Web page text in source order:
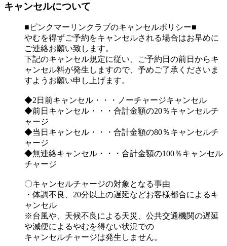
キャンセルについて
■ピンクマーリンクラブのキャンセルポリシー■
やむを得ずご予約をキャンセルされる場合はお早めに
ご連絡お願い致します。
下記のキャンセル規定に従い、ご予約日の前日からキ
ャンセル料が発生しますので、予めご了承くださいま
すようお願い申し上げます。
◆2日前キャンセル・・・ノーチャージキャンセル
◆前日キャンセル・・・合計金額の20％キャンセルチ
ャージ
◆当日キャンセル・・・合計金額の80％キャンセルチ
ャージ
◆無連絡キャンセル・・・合計金額の100％キャンセル
チャージ
〇キャンセルチャージの対象となる事由
・体調不良、20分以上の遅延などお客様都合によるキ
ャンセル
※台風や、天候不良による天災、公共交通機関の遅延
や減便によるやむを得ない状況での
キャンセルチャージは発生しません。